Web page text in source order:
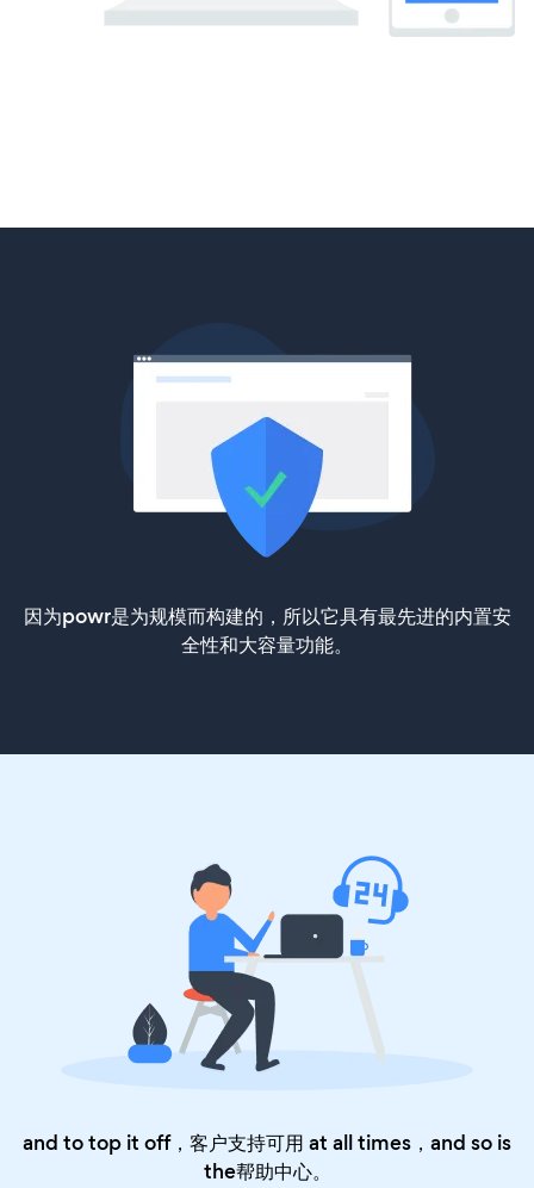
因为powr是为规模而构建的，所以它具有最先进的内置安
全性和大容量功能。
and to top it off，客户支持可用 at all times，and so is
the帮助中心。